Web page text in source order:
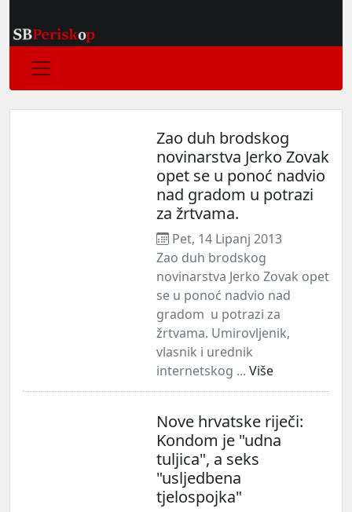
Zao duh brodskog
novinarstva Jerko Zovak
opet se u ponoć nadvio
nad gradom u potrazi
za žrtvama.
Pet, 14 Lipanj 2013
Zao duh brodskog
novinarstva Jerko Zovak opet
se u ponoć nadvio nad
gradom u potrazi za
žrtvama. Umirovljenik,
vlasnik i urednik
internetskog ... Više
Nove hrvatske riječi:
Kondom je "udna
tuljica", a seks
"usljedbena
tjelospojka"